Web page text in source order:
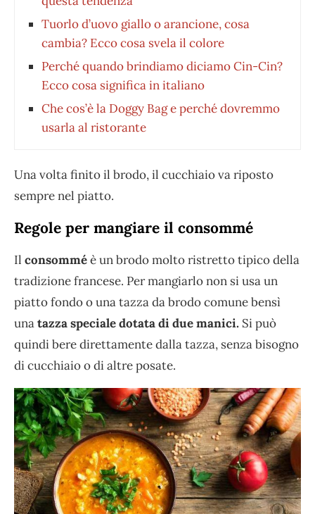
Tuorlo d’uovo giallo o arancione, cosa
cambia? Ecco cosa svela il colore
Perché quando brindiamo diciamo Cin-Cin?
Ecco cosa significa in italiano
Che cos’è la Doggy Bag e perché dovremmo
usarla al ristorante
Una volta finito il brodo, il cucchiaio va riposto
sempre nel piatto.
Regole per mangiare il consommé
Il consomméè un brodo molto ristretto tipico della
tradizione francese. Per mangiarlo non si usa un
piatto fondo o una tazza da brodo comune bensì
unatazza speciale dotata di due manici. Si può
quindi bere direttamente dalla tazza, senza bisogno
di cucchiaio o di altre posate.